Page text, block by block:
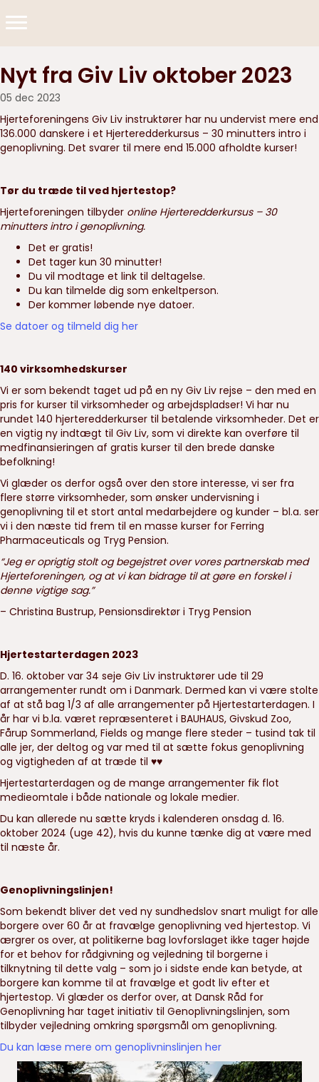
Nyt fra Giv Liv oktober 2023
05 dec 2023
Hjerteforeningens Giv Liv instruktører har nu undervist mere end
136.000 danskere i et Hjerteredderkursus – 30 minutters intro i
genoplivning. Det svarer til mere end 15.000 afholdte kurser!
Tør du træde til ved hjertestop?
Hjerteforeningen tilbyder online Hjerteredderkursus – 30
minutters intro i genoplivning.
Det er gratis!
Det tager kun 30 minutter!
Du vil modtage et link til deltagelse.
Du kan tilmelde dig som enkeltperson.
Der kommer løbende nye datoer.
Se datoer og tilmeld dig her
140 virksomhedskurser
Vi er som bekendt taget ud på en ny Giv Liv rejse – den med en
pris for kurser til virksomheder og arbejdspladser! Vi har nu
rundet 140 hjerteredderkurser til betalende virksomheder. Det er
en vigtig ny indtægt til Giv Liv, som vi direkte kan overføre til
medfinansieringen af gratis kurser til den brede danske
befolkning!
Vi glæder os derfor også over den store interesse, vi ser fra
flere større virksomheder, som ønsker undervisning i
genoplivning til et stort antal medarbejdere og kunder – bl.a. ser
vi i den næste tid frem til en masse kurser for Ferring
Pharmaceuticals og Tryg Pension.
“Jeg er oprigtig stolt og begejstret over vores partnerskab med
Hjerteforeningen, og at vi kan bidrage til at gøre en forskel i
denne vigtige sag.”
– Christina Bustrup, Pensionsdirektør i Tryg Pension
Hjertestarterdagen 2023
D. 16. oktober var 34 seje Giv Liv instruktører ude til 29
arrangementer rundt om i Danmark. Dermed kan vi være stolte
af at stå bag 1/3 af alle arrangementer på Hjertestarterdagen. I
år har vi b.la. været repræsenteret i BAUHAUS, Givskud Zoo,
Fårup Sommerland, Fields og mange flere steder – tusind tak til
alle jer, der deltog og var med til at sætte fokus genoplivning
og vigtigheden af at træde til ♥♥
Hjertestarterdagen og de mange arrangementer fik flot
medieomtale i både nationale og lokale medier.
Du kan allerede nu sætte kryds i kalenderen onsdag d. 16.
oktober 2024 (uge 42), hvis du kunne tænke dig at være med
til næste år.
Genoplivningslinjen!
Som bekendt bliver det ved ny sundhedslov snart muligt for alle
borgere over 60 år at fravælge genoplivning ved hjertestop. Vi
ærgrer os over, at politikerne bag lovforslaget ikke tager højde
for et behov for rådgivning og vejledning til borgerne i
tilknytning til dette valg – som jo i sidste ende kan betyde, at
borgere kan komme til at fravælge et godt liv efter et
hjertestop. Vi glæder os derfor over, at Dansk Råd for
Genoplivning har taget initiativ til Genoplivningslinjen, som
tilbyder vejledning omkring spørgsmål om genoplivning.
Du kan læse mere om genoplivninslinjen her